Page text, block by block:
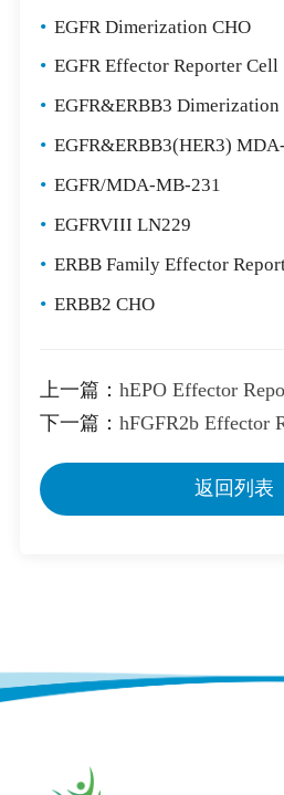
• EGFR Dimerization CHO
• EGFR Effector Reporter Cell
• EGFR&ERBB3 Dimerization
• EGFR&ERBB3(HER3)
• EGFR/MDA-MB-231
• EGFRVIII LN229
• ERBB Family Effector
• ERBB2 CHO
上一篇： hEPO Effector
下一篇： hFGFR2b Effector
返回列表